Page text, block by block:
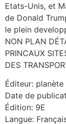
Etats-Unis, et
de Donald
le plein
NON PLAN
PRINCAUX
DES
Éditeur:
Date de
Édition: 9E
Langue: